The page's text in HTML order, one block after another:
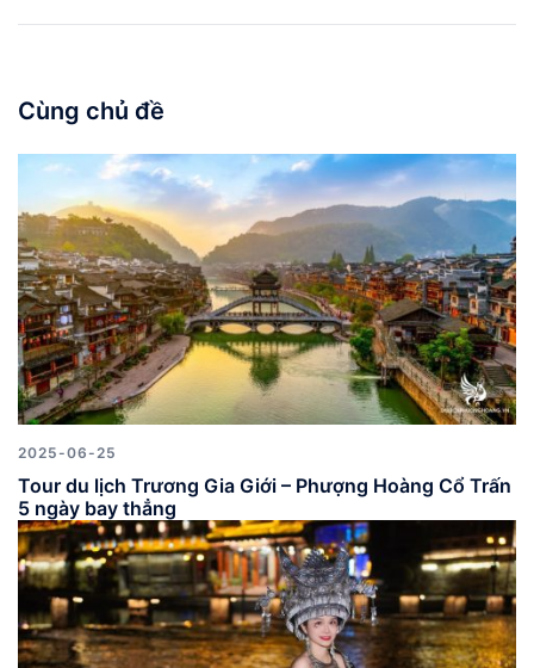
viết
Cùng chủ đề
2025-06-25
Tour du lịch Trương Gia Giới – Phượng Hoàng Cổ Trấn
5 ngày bay thẳng